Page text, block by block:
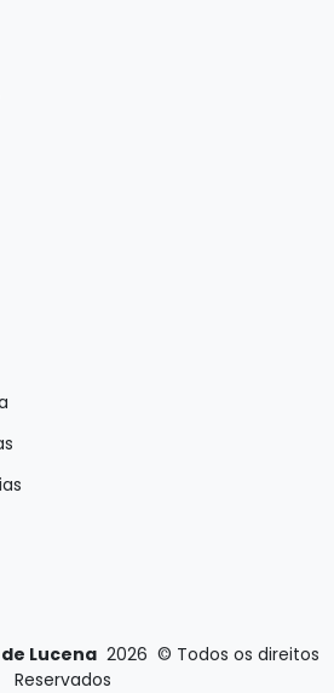
Lucena 2026 © Todos os direitos
Reservados